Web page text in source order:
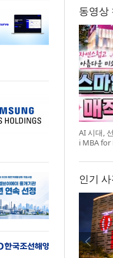
동영상
AI 시대,
i MBA for
인기